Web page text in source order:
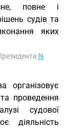
повне і
судів та
яких
N
організовує
проведення
судової
діяльність